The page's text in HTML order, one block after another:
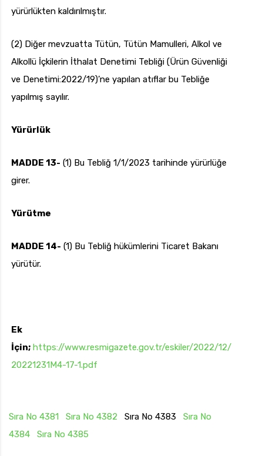
yürürlükten kaldırılmıştır.
(2) Diğer mevzuatta Tütün, Tütün Mamulleri, Alkol ve
Alkollü İçkilerin İthalat Denetimi Tebliği (Ürün Güvenliği
ve Denetimi:2022/19)’ne yapılan atıflar bu Tebliğe
yapılmış sayılır.
Yürürlük
MADDE 13- (1) Bu Tebliğ 1/1/2023 tarihinde yürürlüğe
girer.
Yürütme
MADDE 14- (1) Bu Tebliğ hükümlerini Ticaret Bakanı
yürütür.
Ek
İçin; https://www.resmigazete.gov.tr/eskiler/2022/12/
20221231M4-17-1.pdf
Sıra No 4381 Sıra No 4382 Sıra No 4383 Sıra No
4384
Sıra No 4385